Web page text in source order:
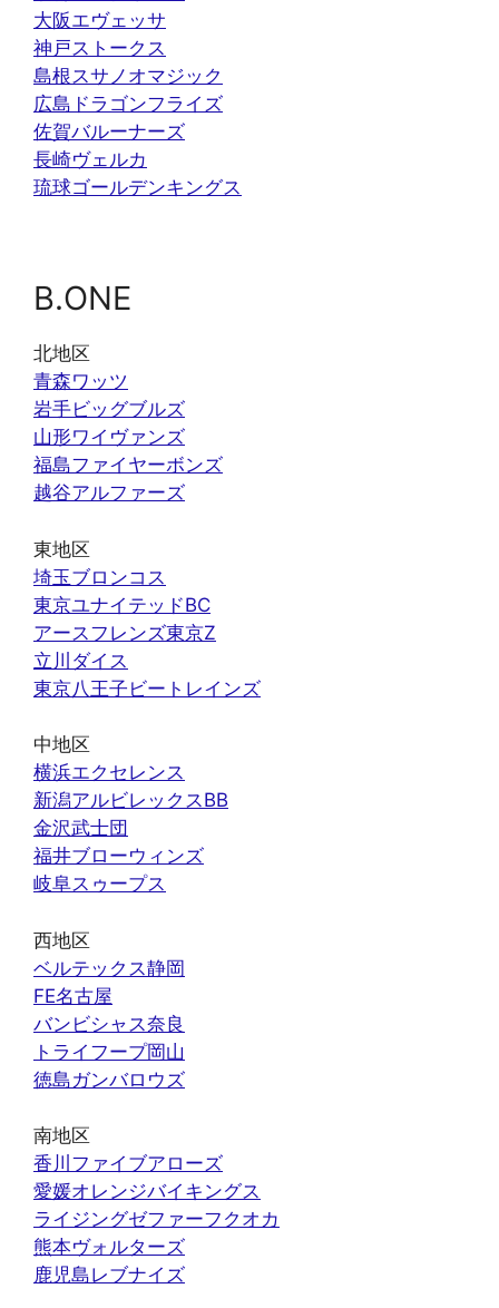
大阪エヴェッサ
神戸ストークス
島根スサノオマジック
広島ドラゴンフライズ
佐賀バルーナーズ
長崎ヴェルカ
琉球ゴールデンキングス
B.ONE
北地区
青森ワッツ
岩手ビッグブルズ
山形ワイヴァンズ
福島ファイヤーボンズ
越谷アルファーズ
東地区
埼玉ブロンコス
東京ユナイテッドBC
アースフレンズ東京Z
立川ダイス
東京八王子ビートレインズ
中地区
横浜エクセレンス
新潟アルビレックスBB
金沢武士団
福井ブローウィンズ
岐阜スゥープス
西地区
ベルテックス静岡
FE名古屋
バンビシャス奈良
トライフープ岡山
徳島ガンバロウズ
南地区
香川ファイブアローズ
愛媛オレンジバイキングス
ライジングゼファーフクオカ
熊本ヴォルターズ
鹿児島レブナイズ